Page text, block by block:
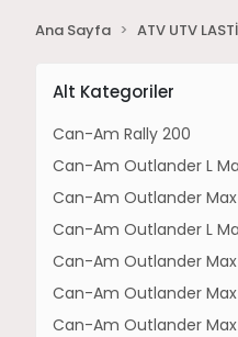
Ana Sayfa ATV UTV
Alt Kategoriler
Can-Am Rally 200
Can-Am Outlander L
Can-Am Outlander Max
Can-Am Outlander L
Can-Am Outlander Max
Can-Am Outlander Max
Can-Am Outlander Max